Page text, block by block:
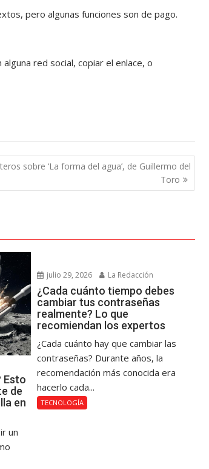
pero algunas funciones son de pago.
red social, copiar el enlace, o
sobre ‘La forma del agua’, de Guillermo del
Toro
Esto
de
en
un
julio 29, 2026 La Redacción
¿Cada cuánto tiempo debes
cambiar tus contraseñas
realmente? Lo que
recomiendan los expertos
¿Cada cuánto hay que cambiar las
contraseñas? Durante años, la
recomendación más conocida era
hacerlo cada...
TECNOLOGÍA